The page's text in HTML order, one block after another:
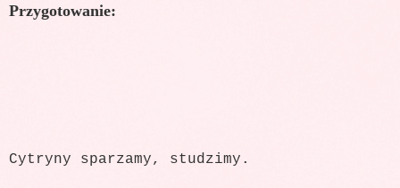
Przygotowanie:
Cytryny sparzamy, studzimy.